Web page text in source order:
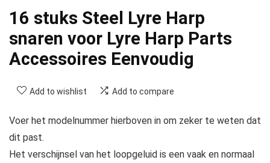
16 stuks Steel Lyre Harp
snaren voor Lyre Harp Parts
Accessoires Eenvoudig
Add to wishlist Add to compare
Voer het modelnummer hierboven in om zeker te weten dat
dit past.
Het verschijnsel van het loopgeluid is een vaak en normaal